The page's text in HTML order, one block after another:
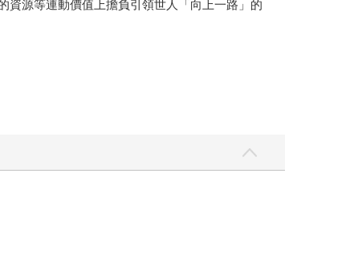
資源等連動價值上擔負引領世人「向上一路」的